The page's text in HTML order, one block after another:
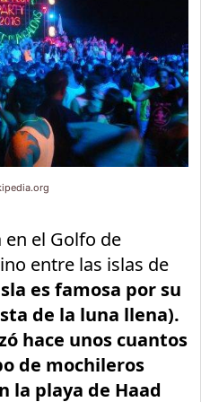
en el Golfo de
entre las islas de
es famosa por su
de la luna llena).
hace unos cuantos
de mochileros
la playa de Haad